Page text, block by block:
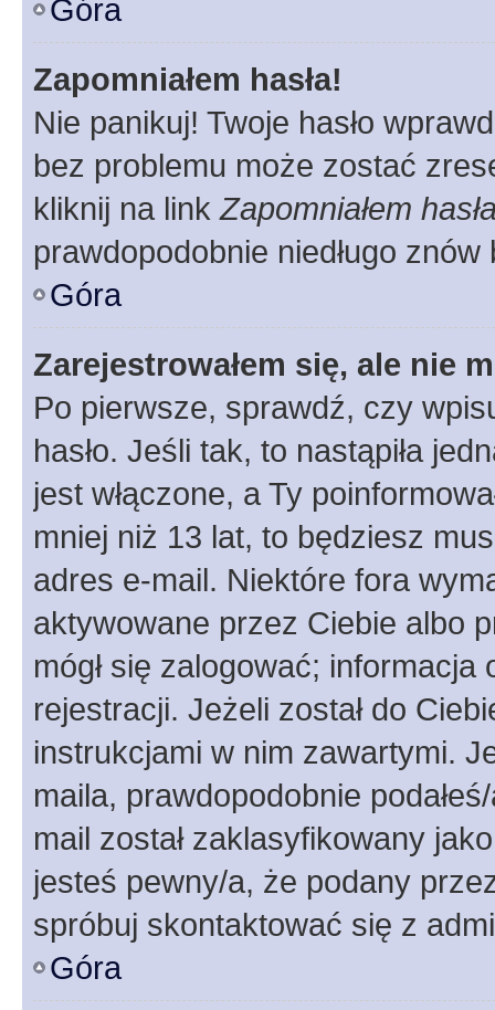
Góra
Zapomniałem hasła!
Nie panikuj! Twoje hasło
bez problemu może zostać
kliknij na linkZapomniałem
prawdopodobnie niedługo
Góra
Zarejestrowałem się, ale nie
Po pierwsze, sprawdź, czy
hasło. Jeśli tak, to nastąpiła
jest włączone, a Ty
mniej niż 13 lat, to będziesz
adres e-mail. Niektóre fora
aktywowane przez Ciebie albo
mógł się zalogować;
rejestracji. Jeżeli został do
instrukcjami w nim zawartymi.
maila, prawdopodobnie
mail został zaklasyfikowany
jesteś pewny/a, że podany
spróbuj skontaktować się z
Góra